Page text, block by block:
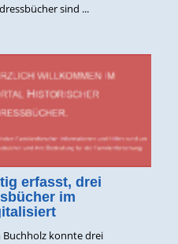
sind ...
erfasst, drei
im
konnte drei